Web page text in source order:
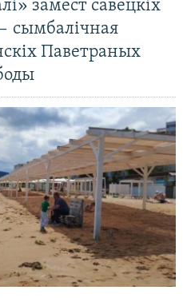
замест савецкіх
сымбалічная
Паветраных